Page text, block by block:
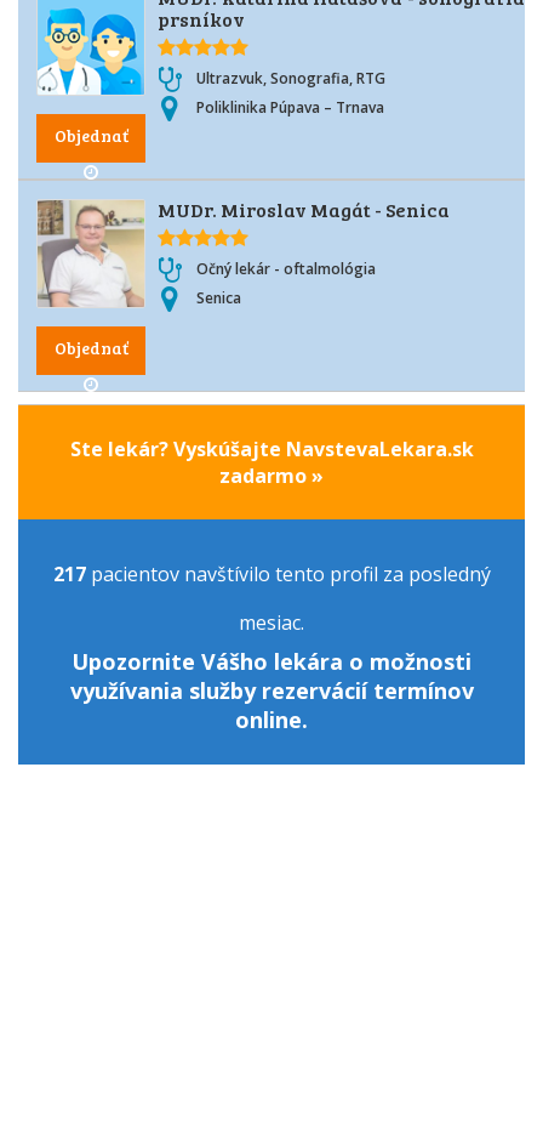
Objednať
prsníkov
Ultrazvuk, Sonografia, RTG
Poliklinika Púpava – Trnava
Objednať
MUDr. Miroslav Magát - Senica
Očný lekár - oftalmológia
Senica
Ste lekár? Vyskúšajte NavstevaLekara.sk
zadarmo »
217pacientov navštívilo tento profil za posledný
mesiac.
Upozornite Vášho lekára o možnosti
využívania služby rezervácií termínov
online.